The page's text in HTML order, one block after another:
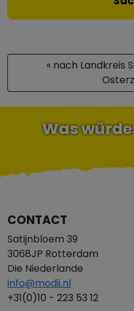
« nach Landkreis
Was
CONTACT
Satijnbloem 39
3068JP Rotterdam
Die Niederlande
info@modii.nl
+31(0)10 - 223 53 12